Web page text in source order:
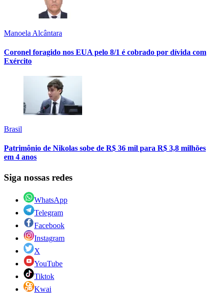
Manoela Alcântara
Coronel foragido nos EUA pelo 8/1 é cobrado por dívida com
Exército
Brasil
Patrimônio de Nikolas sobe de R$ 36 mil para R$ 3,8 milhões
em 4 anos
Siga nossas redes
WhatsApp
Telegram
Facebook
Instagram
X
YouTube
Tiktok
Kwai